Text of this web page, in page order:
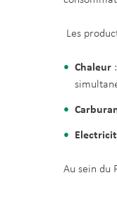
Les
Chaleur
Au sein du